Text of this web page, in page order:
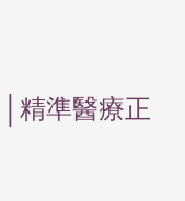
精準醫療正